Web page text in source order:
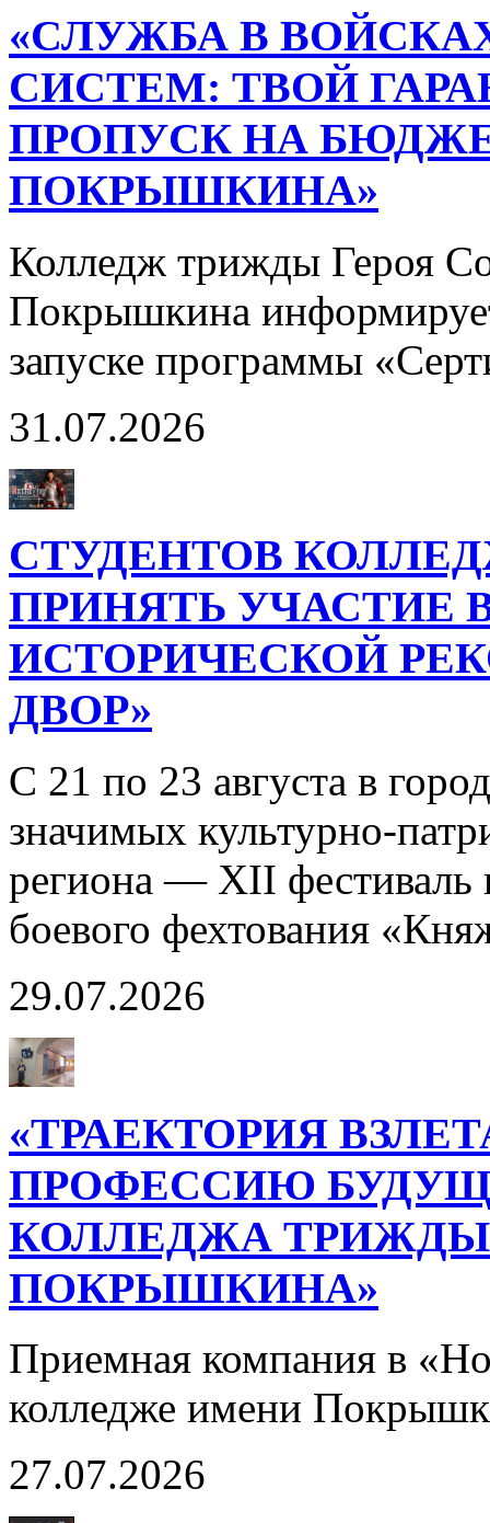
«СЛУЖБА В
СИСТЕМ: ТВОЙ
ПРОПУСК НА
ПОКРЫШКИНА»
Колледж трижды Героя
Покрышкина
запуске программы
31.07.2026
СТУДЕНТОВ
ПРИНЯТЬ УЧАСТИЕ
ИСТОРИЧЕСКОЙ
ДВОР»
С 21 по 23 августа в
значимых культурно-
региона — XII фестиваль
боевого фехтования
29.07.2026
«ТРАЕКТОРИЯ
ПРОФЕССИЮ
КОЛЛЕДЖА ТРИЖДЫ
ПОКРЫШКИНА»
Приемная компания в
колледже имени
27.07.2026